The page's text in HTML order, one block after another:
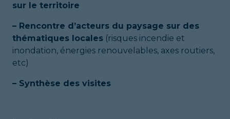
sur le territoire
– Rencontre d’acteurs du paysage sur des
thématiques locales (risques incendie et
inondation, énergies renouvelables, axes routiers,
etc)
– Synthèse des visites